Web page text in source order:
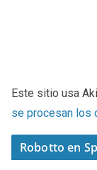
Este sitio usa
se procesan los
Robotto en